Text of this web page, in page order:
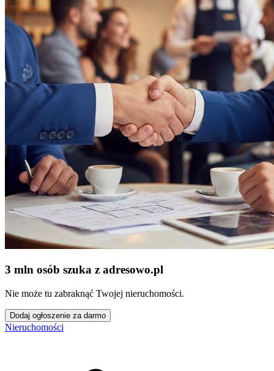
3 mln osób szuka z adresowo.pl
Nie może tu zabraknąć Twojej nieruchomości.
Dodaj ogłoszenie za darmo
Nieruchomości